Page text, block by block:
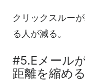
クリックスルー
る人が減る。
#5.Eメール
距離を縮める